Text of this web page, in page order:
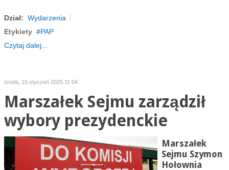
Dział: Wydarzenia
Etykiety
PAP
Czytaj dalej...
środa, 15 styczeń 2025 11:04
Marszałek Sejmu zarządził
wybory prezydenckie
Marszałek
Sejmu Szymon
Hołownia